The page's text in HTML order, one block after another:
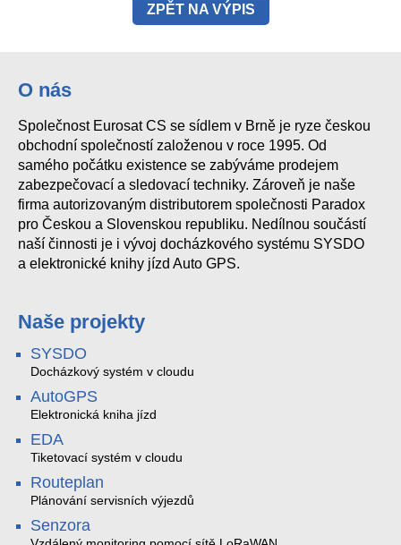
ZPĚT NA VÝPIS
O nás
Společnost Eurosat CS se sídlem v Brně je ryze českou
obchodní společností založenou v roce 1995. Od
samého počátku existence se zabýváme prodejem
zabezpečovací a sledovací techniky. Zároveň je naše
firma autorizovaným distributorem společnosti Paradox
pro Českou a Slovenskou republiku. Nedílnou součástí
naší činnosti je i vývoj docházkového systému SYSDO
a elektronické knihy jízd Auto GPS.
Naše projekty
SYSDO
Docházkový systém v cloudu
AutoGPS
Elektronická kniha jízd
EDA
Tiketovací systém v cloudu
Routeplan
Plánování servisních výjezdů
Senzora